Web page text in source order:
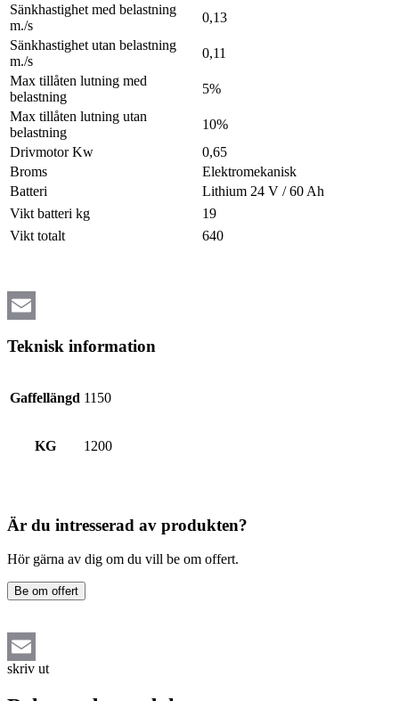
Sänkhastighet med belastning
m./s
0,13
Sänkhastighet utan belastning
m./s
0,11
Max tillåten lutning med
belastning
5%
Max tillåten lutning utan
belastning
10%
Drivmotor Kw
0,65
Broms
Elektromekanisk
Batteri
Lithium 24 V / 60 Ah
Vikt batteri kg
19
Vikt totalt
640
Teknisk information
Gaffellängd 1150
KG 1200
Är du intresserad av produkten?
Hör gärna av dig om du vill be om offert.
Be om offert
Email
skriv ut